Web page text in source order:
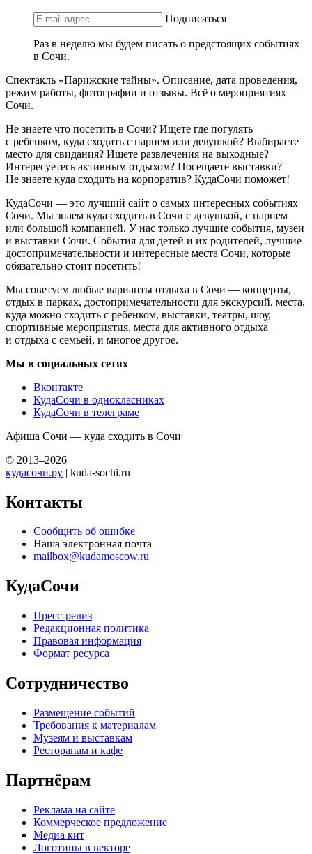
Подписаться
Раз в неделю мы будем писать о предстоящих событиях
в Сочи.
Спектакль «Парижские тайны». Описание, дата проведения,
режим работы, фотографии и отзывы. Всё о мероприятиях
Сочи.
Не знаете что посетить в Сочи? Ищете где погулять
с ребенком, куда сходить с парнем или девушкой? Выбираете
место для свидания? Ищете развлечения на выходные?
Интересуетесь активным отдыхом? Посещаете выставки?
Не знаете куда сходить на корпоратив? КудаСочи поможет!
КудаСочи — это лучший сайт о самых интересных событиях
Сочи. Мы знаем куда сходить в Сочи с девушкой, с парнем
или большой компанией. У нас только лучшие события, музеи
и выставки Сочи. События для детей и их родителей, лучшие
достопримечательности и интересные места Сочи, которые
обязательно стоит посетить!
Мы советуем любые варианты отдыха в Сочи — концерты,
отдых в парках, достопримечательности для экскурсий, места,
куда можно сходить с ребенком, выставки, театры, шоу,
спортивные мероприятия, места для активного отдыха
и отдыха с семьей, и многое другое.
Мы в социальных сетях
Вконтакте
КудаСочи в однокласниках
КудаСочи в телеграме
Афиша Сочи — куда сходить в Сочи
© 2013–2026
кудасочи.ру | kuda-sochi.ru
Контакты
Сообщить об ошибке
Наша электронная почта
mailbox@kudamoscow.ru
КудаСочи
Пресс-релиз
Редакционная политика
Правовая информация
Формат ресурса
Сотрудничество
Размещение событий
Требования к материалам
Музеям и выставкам
Ресторанам и кафе
Партнёрам
Реклама на сайте
Коммерческое предложение
Медиа кит
Логотипы в векторе